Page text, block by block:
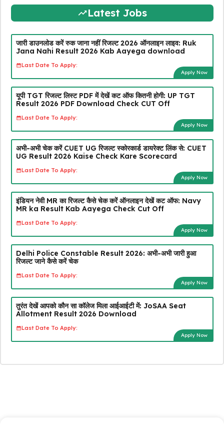
Latest Jobs
जारी डाउनलोड करें रुक जाना नहीं रिजल्ट 2026 ऑनलाइन लाइव: Ruk
Jana Nahi Result 2026 Kab Aayega download
Last Date To Apply:
Apply Now
यूपी TGT रिजल्ट लिस्ट PDF में देखें कट ऑफ कितनी होगी: UP TGT
Result 2026 PDF Download Check CUT Off
Last Date To Apply:
Apply Now
अभी-अभी चेक करें CUET UG रिजल्ट स्कोरकार्ड डायरेक्ट लिंक से: CUET
UG Result 2026 Kaise Check Kare Scorecard
Last Date To Apply:
Apply Now
इंडियन नेवी MR का रिजल्ट कैसे चेक करें ऑनलाइन देखें कट ऑफ: Navy
MR ka Result Kab Aayega Check Cut Off
Last Date To Apply:
Apply Now
Delhi Police Constable Result 2026: अभी-अभी जारी हुआ
रिजल्ट जाने कैसे करें चेक
Last Date To Apply:
Apply Now
तुरंत देखें आपको कौन सा कॉलेज मिला आईआईटी में: JoSAA Seat
Allotment Result 2026 Download
Last Date To Apply:
Apply Now